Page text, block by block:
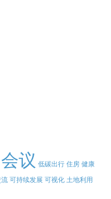
会议 低碳出行 住房 健康
可持续发展 可视化 土地利用